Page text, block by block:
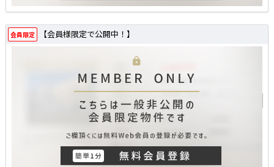
会員限定 【会員様限定で公開中！】